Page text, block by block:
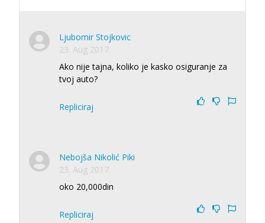
Ljubomir Stojkovic
23. Aug 2017.
Ako nije tajna, koliko je kasko osiguranje za
tvoj auto?
Repliciraj
Nebojša Nikolić Piki
23. Aug 2017.
oko 20,000din
Repliciraj